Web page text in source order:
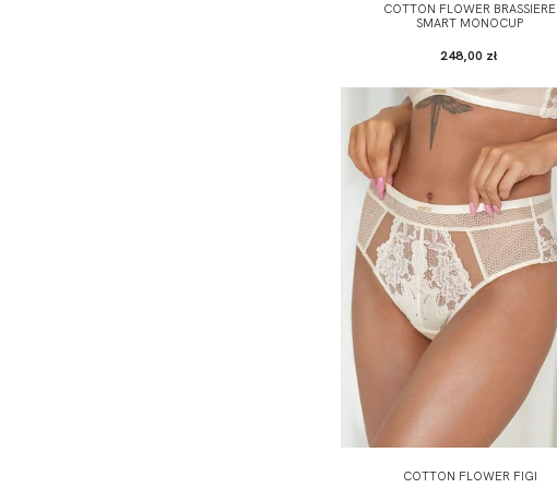
COTTON FLOWER BRASSIERE
SMART MONOCUP
248,00 zł
COTTON FLOWER FIGI